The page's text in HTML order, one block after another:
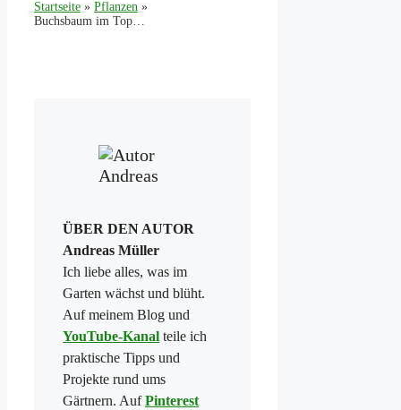
Startseite » Pflanzen »
ÜBER DEN AUTOR
Andreas Müller
Ich liebe alles, was im
Garten wächst und blüht.
Auf meinem Blog und
YouTube-Kanal teile ich
praktische Tipps und
Projekte rund ums
Gärtnern. AufPinterest